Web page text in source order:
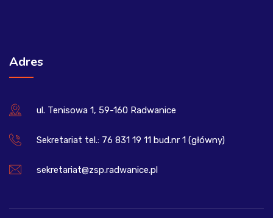
Adres
ul. Tenisowa 1, 59-160 Radwanice
Sekretariat tel.: 76 831 19 11 bud.nr 1 (główny)
sekretariat@zsp.radwanice.pl